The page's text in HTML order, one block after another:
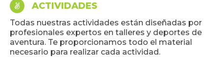
ACTIVIDADES
Todas nuestras actividades están diseñadas por
profesionales expertos en talleres y deportes de
aventura. Te proporcionamos todo el material
necesario para realizar cada actividad.